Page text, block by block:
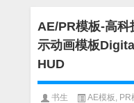
AE/PR模板-高
示动画模板
HUD
书生 AE模板 PR